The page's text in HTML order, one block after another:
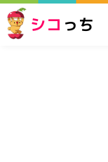
シコ っち